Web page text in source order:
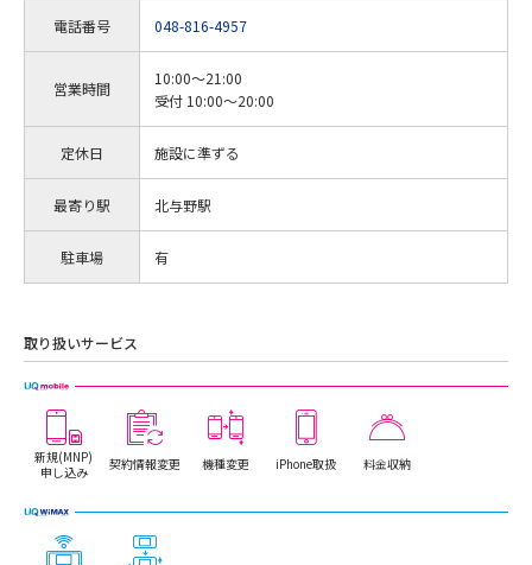
電話番号 048-816-4957
営業時間
10:00～21:00
受付 10:00～20:00
定休日 施設に準ずる
最寄り駅 北与野駅
駐車場 有
取り扱いサービス
新規(MNP)
申し込み
契約情報変更 機種変更 iPhone取扱 料金収納